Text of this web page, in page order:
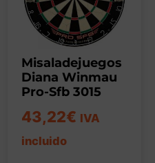
Misaladejuegos
Diana Winmau
Pro-Sfb 3015
43,22€ IVA
incluido